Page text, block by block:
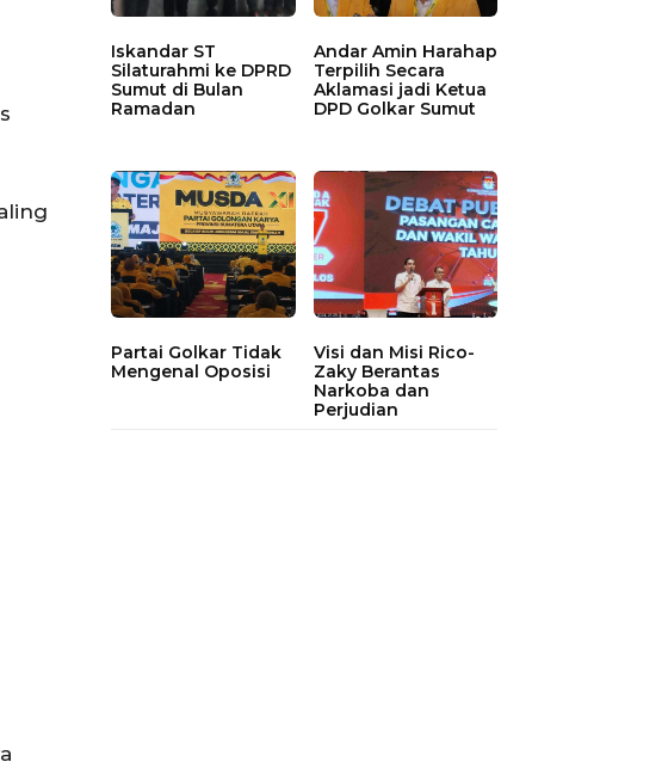
Iskandar ST
Silaturahmi ke DPRD
Sumut di Bulan
Ramadan
Andar Amin Harahap
Terpilih Secara
Aklamasi jadi Ketua
DPD Golkar Sumut
Partai Golkar Tidak
Mengenal Oposisi
Visi dan Misi Rico-
Zaky Berantas
Narkoba dan
Perjudian